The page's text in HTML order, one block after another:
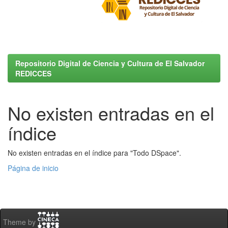
Repositorio Digital de Ciencia y Cultura de El Salvador
REDICCES
No existen entradas en el
índice
No existen entradas en el índice para "Todo DSpace".
Página de inicio
Theme by